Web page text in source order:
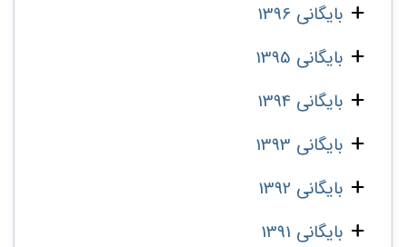
بایگانی 1396
بایگانی 1395
بایگانی 1394
بایگانی 1393
بایگانی 1392
بایگانی 1391